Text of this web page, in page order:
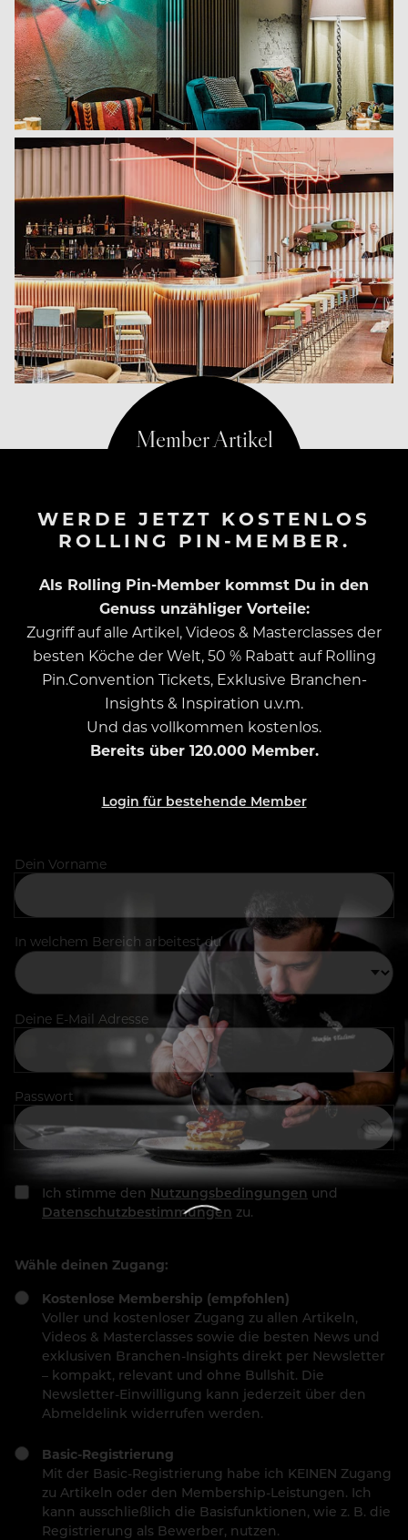
WERDE JETZT KOSTENLOS
ROLLING PIN-MEMBER.
Als Rolling Pin-Member kommst Du in den
Genuss unzähliger Vorteile:
Zugriff auf alle Artikel, Videos & Masterclasses der
besten Köche der Welt, 50 % Rabatt auf Rolling
Pin.Convention Tickets, Exklusive Branchen-
Insights & Inspiration u.v.m.
Und das vollkommen kostenlos.
Bereits über 120.000 Member.
Login für bestehende Member
Dein Vorname
In welchem Bereich arbeitest du
Deine E-Mail Adresse
Passwort
Ich stimme den Nutzungsbedingungen und
Datenschutzbestimmungen zu.
Wähle deinen Zugang:
Kostenlose Membership (empfohlen)
Voller und kostenloser Zugang zu allen Artikeln,
Videos & Masterclasses sowie die besten News und
exklusiven Branchen-Insights direkt per Newsletter
– kompakt, relevant und ohne Bullshit. Die
Newsletter-Einwilligung kann jederzeit über den
Abmeldelink widerrufen werden.
Basic-Registrierung
Mit der Basic-Registrierung habe ich KEINEN Zugang
zu Artikeln oder den Membership-Leistungen. Ich
kann ausschließlich die Basisfunktionen, wie z. B. die
Registrierung als Bewerber, nutzen.